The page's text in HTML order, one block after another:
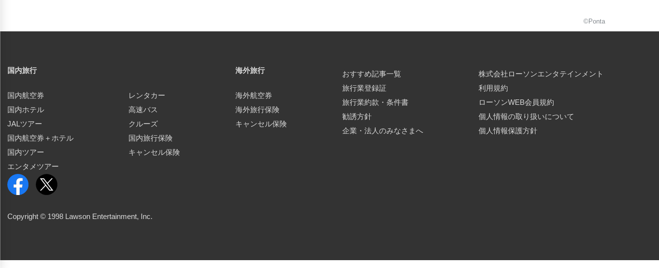
©Ponta
国内旅行
国内航空券
国内ホテル
JALツアー
国内航空券＋ホテル
国内ツアー
エンタメツアー
レンタカー
高速バス
クルーズ
国内旅行保険
キャンセル保険
海外旅行
海外航空券
海外旅行保険
キャンセル保険
おすすめ記事一覧
旅行業登録証
旅行業約款・条件書
勧誘方針
企業・法人のみなさまへ
株式会社ローソンエンタテインメント
利用規約
ローソンWEB会員規約
個人情報の取り扱いについて
個人情報保護方針
Copyright © 1998 Lawson Entertainment, Inc.